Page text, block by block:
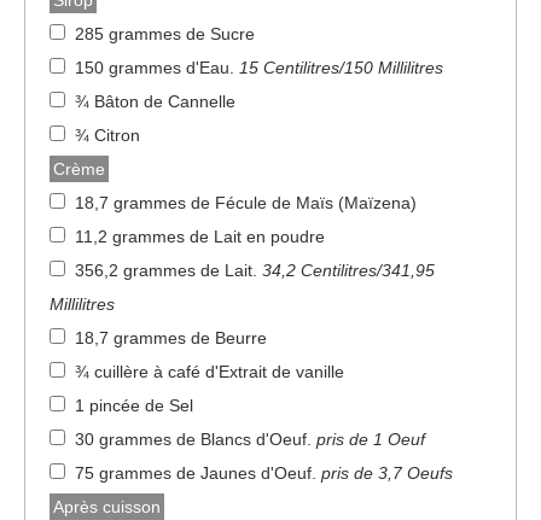
285 grammes de Sucre
150 grammes d'Eau
15 Centilitres/150 Millilitres
¾ Bâton de Cannelle
¾ Citron
Crème
18,7 grammes de Fécule de Maïs (Maïzena)
11,2 grammes de Lait en poudre
356,2 grammes de Lait 34,2 Centilitres/341,95
Millilitres
18,7 grammes de Beurre
¾ cuillère à café d'Extrait de vanille
1 pincée de Sel
30 grammes de Blancs d'Oeuf pris de 1 Oeuf
75 grammes de Jaunes d'Oeuf pris de 3,7 Oeufs
Après cuisson